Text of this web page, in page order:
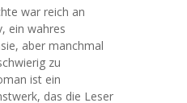
war reich an
ein wahres
aber manchmal
zu
ist ein
das die Leser